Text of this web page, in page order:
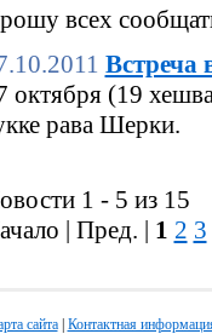
всех
Встреча
октября (19
рава Шерки.
1 - 5 из 15
| Пред. | 1 2 3
сайта| Контактная